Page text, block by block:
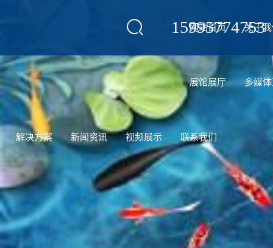
15995774753
网站首页 关于
展馆展厅 多媒
解决方案 新闻资讯 视频展示 联系我们